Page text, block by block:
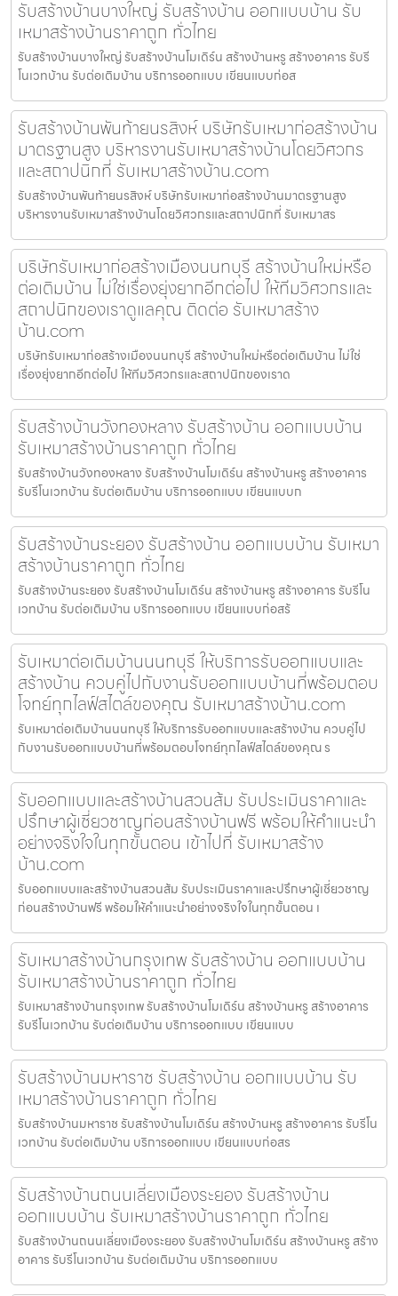
รับสร้างบ้านบางใหญ่ รับสร้างบ้าน ออกแบบบ้าน รับ
เหมาสร้างบ้านราคาถูก ทั่วไทย
รับสร้างบ้านบางใหญ่ รับสร้างบ้านโมเดิร์น สร้างบ้านหรู สร้างอาคาร รับรี
โนเวทบ้าน รับต่อเติมบ้าน บริการออกแบบ เขียนแบบก่อส
รับสร้างบ้านพันท้ายนรสิงห์ บริษัทรับเหมาก่อสร้างบ้าน
มาตรฐานสูง บริหารงานรับเหมาสร้างบ้านโดยวิศวกร
และสถาปนิกที่ รับเหมาสร้างบ้าน.com
รับสร้างบ้านพันท้ายนรสิงห์ บริษัทรับเหมาก่อสร้างบ้านมาตรฐานสูง
บริหารงานรับเหมาสร้างบ้านโดยวิศวกรและสถาปนิกที่ รับเหมาสร
บริษัทรับเหมาก่อสร้างเมืองนนทบุรี สร้างบ้านใหม่หรือ
ต่อเติมบ้าน ไม่ใช่เรื่องยุ่งยากอีกต่อไป ให้ทีมวิศวกรและ
สถาปนิกของเราดูแลคุณ ติดต่อ รับเหมาสร้าง
บ้าน.com
บริษัทรับเหมาก่อสร้างเมืองนนทบุรี สร้างบ้านใหม่หรือต่อเติมบ้าน ไม่ใช่
เรื่องยุ่งยากอีกต่อไป ให้ทีมวิศวกรและสถาปนิกของเราด
รับสร้างบ้านวังทองหลาง รับสร้างบ้าน ออกแบบบ้าน
รับเหมาสร้างบ้านราคาถูก ทั่วไทย
รับสร้างบ้านวังทองหลาง รับสร้างบ้านโมเดิร์น สร้างบ้านหรู สร้างอาคาร
รับรีโนเวทบ้าน รับต่อเติมบ้าน บริการออกแบบ เขียนแบบก
รับสร้างบ้านระยอง รับสร้างบ้าน ออกแบบบ้าน รับเหมา
สร้างบ้านราคาถูก ทั่วไทย
รับสร้างบ้านระยอง รับสร้างบ้านโมเดิร์น สร้างบ้านหรู สร้างอาคาร รับรีโน
เวทบ้าน รับต่อเติมบ้าน บริการออกแบบ เขียนแบบก่อสร้
รับเหมาต่อเติมบ้านนนทบุรี ให้บริการรับออกแบบและ
สร้างบ้าน ควบคู่ไปกับงานรับออกแบบบ้านที่พร้อมตอบ
โจทย์ทุกไลฟ์สไตล์ของคุณ รับเหมาสร้างบ้าน.com
รับเหมาต่อเติมบ้านนนทบุรี ให้บริการรับออกแบบและสร้างบ้าน ควบคู่ไป
กับงานรับออกแบบบ้านที่พร้อมตอบโจทย์ทุกไลฟ์สไตล์ของคุณ ร
รับออกแบบและสร้างบ้านสวนส้ม รับประเมินราคาและ
ปรึกษาผู้เชี่ยวชาญก่อนสร้างบ้านฟรี พร้อมให้คำแนะนำ
อย่างจริงใจในทุกขั้นตอน เข้าไปที่ รับเหมาสร้าง
บ้าน.com
รับออกแบบและสร้างบ้านสวนส้ม รับประเมินราคาและปรึกษาผู้เชี่ยวชาญ
ก่อนสร้างบ้านฟรี พร้อมให้คำแนะนำอย่างจริงใจในทุกขั้นตอน เ
รับเหมาสร้างบ้านกรุงเทพ รับสร้างบ้าน ออกแบบบ้าน
รับเหมาสร้างบ้านราคาถูก ทั่วไทย
รับเหมาสร้างบ้านกรุงเทพ รับสร้างบ้านโมเดิร์น สร้างบ้านหรู สร้างอาคาร
รับรีโนเวทบ้าน รับต่อเติมบ้าน บริการออกแบบ เขียนแบบ
รับสร้างบ้านมหาราช รับสร้างบ้าน ออกแบบบ้าน รับ
เหมาสร้างบ้านราคาถูก ทั่วไทย
รับสร้างบ้านมหาราช รับสร้างบ้านโมเดิร์น สร้างบ้านหรู สร้างอาคาร รับรีโน
เวทบ้าน รับต่อเติมบ้าน บริการออกแบบ เขียนแบบก่อสร
รับสร้างบ้านถนนเลี่ยงเมืองระยอง รับสร้างบ้าน
ออกแบบบ้าน รับเหมาสร้างบ้านราคาถูก ทั่วไทย
รับสร้างบ้านถนนเลี่ยงเมืองระยอง รับสร้างบ้านโมเดิร์น สร้างบ้านหรู สร้าง
อาคาร รับรีโนเวทบ้าน รับต่อเติมบ้าน บริการออกแบบ